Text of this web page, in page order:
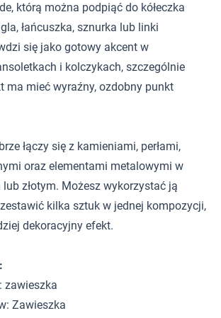
którą można podpiąć do kółeczka
łańcuszka, sznurka lub linki
się jako gotowy akcent w
i kolczykach, szczególnie
ma mieć wyraźny, ozdobny punkt
łączy się z kamieniami, perłami,
oraz elementami metalowymi w
złotym. Możesz wykorzystać ją
kilka sztuk w jednej kompozycji,
dekoracyjny efekt.
zawieszka
Zawieszka